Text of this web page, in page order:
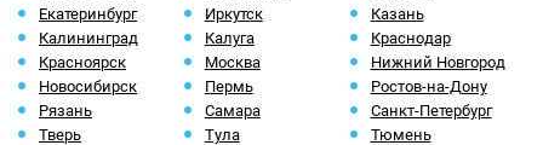
Екатеринбург
Иркутск
Казань
Калининград
Калуга
Краснодар
Красноярск
Москва
Нижний Новгород
Новосибирск
Пермь
Ростов-на-Дону
Рязань
Самара
Санкт-Петербург
Тверь
Тула
Тюмень